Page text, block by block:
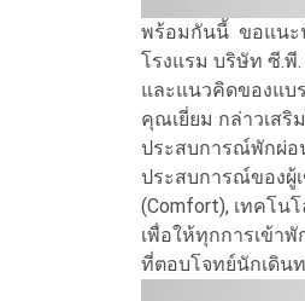
พร้อมกันนี้ ขอแนะ
โรงแรม บริษัท ซี.พี
และแนวคิดของแบ
คุณเยี่ยม กล่าวเสริ
ประสบการณ์พักผ่อน
ประสบการณ์ของผู้
(Comfort), เทคโน
เพื่อให้ทุกการเข้า
ที่ตอบโจทย์นักเดิน